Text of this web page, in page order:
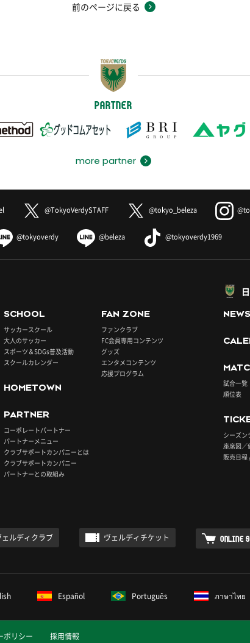
前のページに戻る
PARTNER
more partner
@TokyoVerdySTAFF @tokyo_beleza
@tokyoverdy @beleza @tokyoverdy1969
SCHOOL
サッカースクール
大人のサッカー
スポーツ＆SDGs普及活動
スクールカレンダー
HOMETOWN
PARTNER
コーポレートパートナー
パートナーメニュー
クラブサポートカンパニーとは
クラブサポートカンパニー
パートナーとの取組み
FAN ZONE
ファンクラブ
FC会員専用コンテンツ
グッズ
エンタメコンテンツ
応援プログラム
NEWS
試合一覧
順位表
シーズン
座席図／
販売日程
ルディクラブ ヴェルディチケット ONLINE
Español Português ภาษาไทย
ポリシー 採用情報